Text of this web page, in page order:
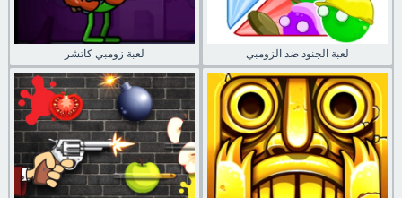
لعبة زومبي كاتشر لعبة الجنود ضد الزومبي